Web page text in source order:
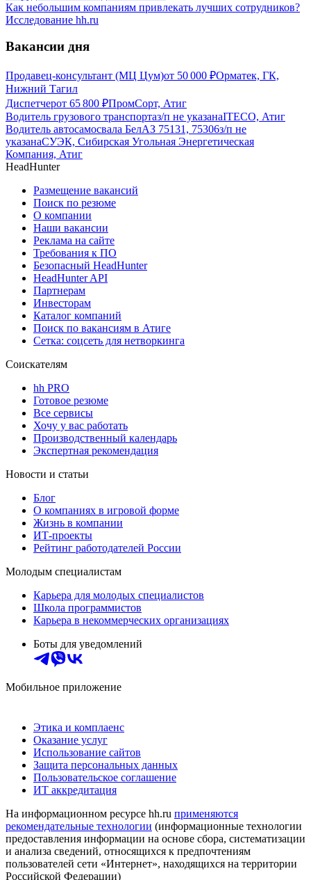
Как небольшим компаниям привлекать лучших сотрудников?
Исследование hh.ru
Вакансии дня
Продавец-консультант (МЦ Цум)от 50 000 ₽Орматек, ГК,
Нижний Тагил
Диспетчерот 65 800 ₽ПромCорт, Атиг
Водитель грузового транспортаз/п не указанаITECO, Атиг
Водитель автосамосвала БелАЗ 75131, 75306з/п не
указанаСУЭК, Сибирская Угольная Энергетическая
Компания, Атиг
HeadHunter
Размещение вакансий
Поиск по резюме
О компании
Наши вакансии
Реклама на сайте
Требования к ПО
Безопасный HeadHunter
HeadHunter API
Партнерам
Инвесторам
Каталог компаний
Поиск по вакансиям в Атиге
Сетка: соцсеть для нетворкинга
Соискателям
hh PRO
Готовое резюме
Все сервисы
Хочу у вас работать
Производственный календарь
Экспертная рекомендация
Новости и статьи
Блог
О компаниях в игровой форме
Жизнь в компании
ИТ-проекты
Рейтинг работодателей России
Молодым специалистам
Карьера для молодых специалистов
Школа программистов
Карьера в некоммерческих организациях
Боты для уведомлений
Мобильное приложение
Этика и комплаенс
Оказание услуг
Использование сайтов
Защита персональных данных
Пользовательское соглашение
ИТ аккредитация
На информационном ресурсе hh.ru применяются
рекомендательные технологии (информационные технологии
предоставления информации на основе сбора, систематизации
и анализа сведений, относящихся к предпочтениям
пользователей сети «Интернет», находящихся на территории
Российской Федерации)